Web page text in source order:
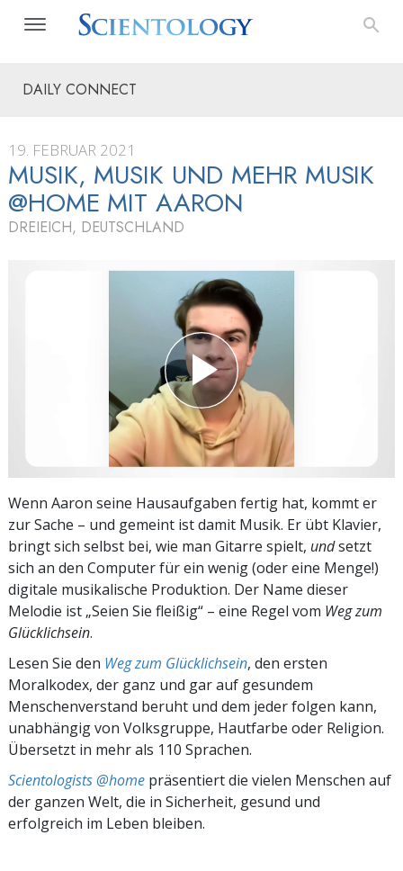
DAILY CONNECT
19. FEBRUAR 2021
MUSIK, MUSIK UND MEHR MUSIK
@HOME MIT AARON
DREIEICH, DEUTSCHLAND
Wenn Aaron seine Hausaufgaben fertig hat, kommt er
zur Sache – und gemeint ist damit Musik. Er übt Klavier,
bringt sich selbst bei, wie man Gitarre spielt, undsetzt
sich an den Computer für ein wenig (oder eine Menge!)
digitale musikalische Produktion. Der Name dieser
Melodie ist „Seien Sie fleißig“ – eine Regel vom Weg zum
Glücklichsein.
Lesen Sie den Weg zum Glücklichsein, den ersten
Moralkodex, der ganz und gar auf gesundem
Menschenverstand beruht und dem jeder folgen kann,
unabhängig von Volksgruppe, Hautfarbe oder Religion.
Übersetzt in mehr als 110 Sprachen.
Scientologists @home präsentiert die vielen Menschen auf
der ganzen Welt, die in Sicherheit, gesund und
erfolgreich im Leben bleiben.